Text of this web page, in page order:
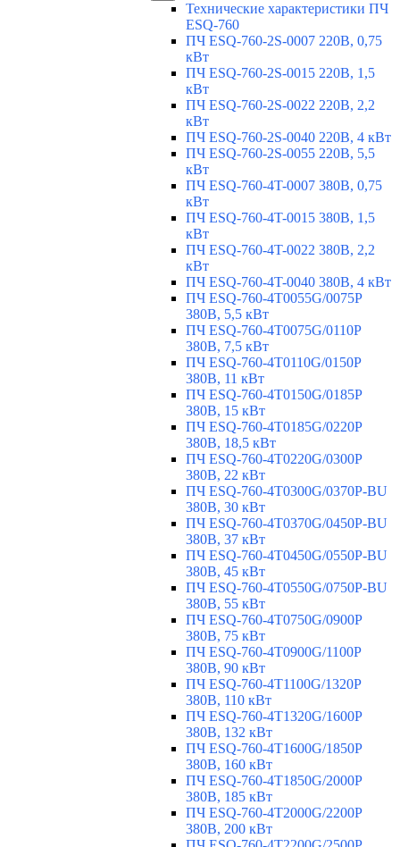
Технические характеристики ПЧ
ESQ-760
ПЧ ESQ-760-2S-0007 220В, 0,75
кВт
ПЧ ESQ-760-2S-0015 220В, 1,5
кВт
ПЧ ESQ-760-2S-0022 220В, 2,2
кВт
ПЧ ESQ-760-2S-0040 220В, 4 кВт
ПЧ ESQ-760-2S-0055 220В, 5,5
кВт
ПЧ ESQ-760-4T-0007 380В, 0,75
кВт
ПЧ ESQ-760-4T-0015 380В, 1,5
кВт
ПЧ ESQ-760-4T-0022 380В, 2,2
кВт
ПЧ ESQ-760-4T-0040 380В, 4 кВт
ПЧ ESQ-760-4T0055G/0075P
380В, 5,5 кВт
ПЧ ESQ-760-4T0075G/0110P
380В, 7,5 кВт
ПЧ ESQ-760-4T0110G/0150P
380В, 11 кВт
ПЧ ESQ-760-4T0150G/0185P
380В, 15 кВт
ПЧ ESQ-760-4T0185G/0220P
380В, 18,5 кВт
ПЧ ESQ-760-4T0220G/0300P
380В, 22 кВт
ПЧ ESQ-760-4T0300G/0370P-BU
380В, 30 кВт
ПЧ ESQ-760-4T0370G/0450P-BU
380В, 37 кВт
ПЧ ESQ-760-4T0450G/0550P-BU
380В, 45 кВт
ПЧ ESQ-760-4T0550G/0750P-BU
380В, 55 кВт
ПЧ ESQ-760-4T0750G/0900P
380В, 75 кВт
ПЧ ESQ-760-4T0900G/1100P
380В, 90 кВт
ПЧ ESQ-760-4T1100G/1320P
380В, 110 кВт
ПЧ ESQ-760-4T1320G/1600P
380В, 132 кВт
ПЧ ESQ-760-4T1600G/1850P
380В, 160 кВт
ПЧ ESQ-760-4T1850G/2000P
380В, 185 кВт
ПЧ ESQ-760-4T2000G/2200P
380В, 200 кВт